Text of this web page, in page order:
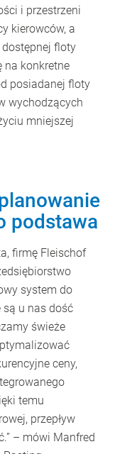
i przestrzeni
kierowców, a
floty
na konkretne
posiadanej floty
wychodzących
mniejszej
podstawa
firmę Fleischof
system do
są u nas dość
świeże
ceny,
temu
przepływ
– mówi Manfred